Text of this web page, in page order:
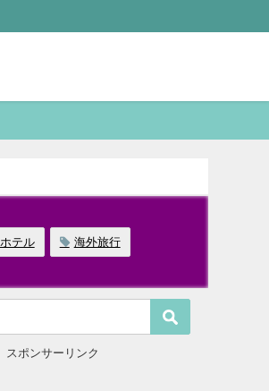
ホテル 海外旅行
スポンサーリンク